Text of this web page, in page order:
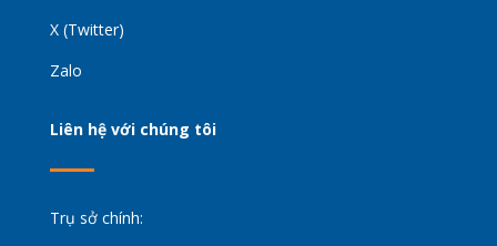
X (Twitter)
Zalo
Liên hệ với chúng tôi
Trụ sở chính: